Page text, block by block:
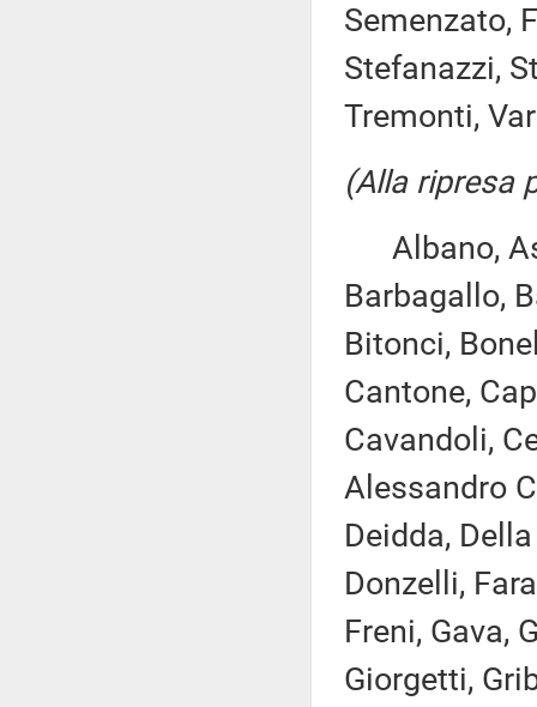
Semenzato,
Stefanazzi,
Tremonti,
(Alla ripresa
Albano,
Barbagallo,
Bitonci,
Cantone,
Cavandoli,
Alessandro
Deidda,
Donzelli,
Freni, Gava,
Giorgetti,